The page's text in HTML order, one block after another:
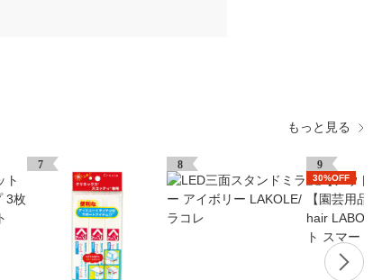
もっと見る
7 8 9
30%OFF